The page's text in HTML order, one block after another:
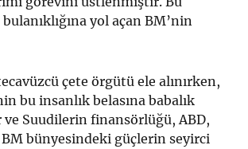
yol açan BM’nin
çete örgütü ele alınırken,
bu insanlık belasına babalık
Suudilerin finansörlüğü, ABD,
BM bünyesindeki güçlerin seyirci